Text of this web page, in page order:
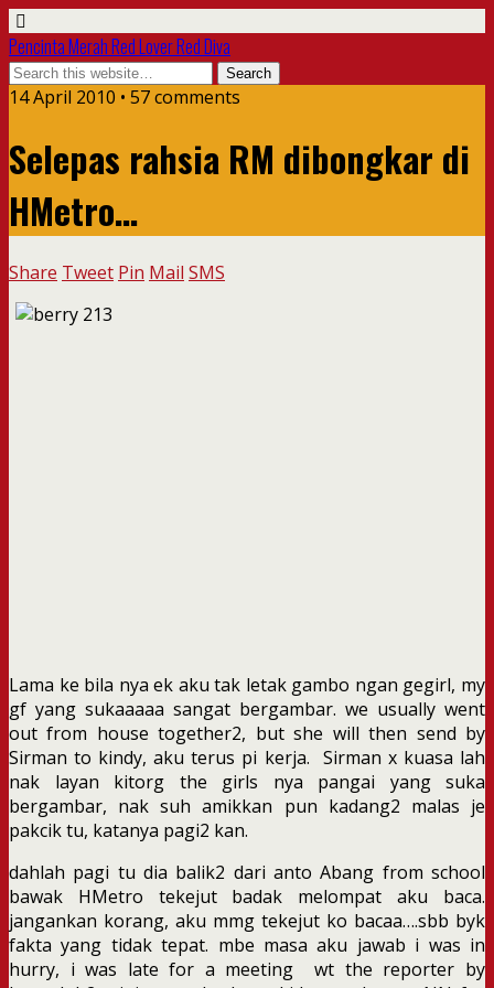
Pencinta Merah Red Lover Red Diva
14 April 2010 • 57 comments
Selepas rahsia RM dibongkar di
HMetro…
Share Tweet Pin Mail SMS
Lama ke bila nya ek aku tak letak gambo ngan gegirl, my
gf yang sukaaaaa sangat bergambar. we usually went
out from house together2, but she will then send by
Sirman to kindy, aku terus pi kerja. Sirman x kuasa lah
nak layan kitorg the girls nya pangai yang suka
bergambar, nak suh amikkan pun kadang2 malas je
pakcik tu, katanya pagi2 kan.
dahlah pagi tu dia balik2 dari anto Abang from school
bawak HMetro tekejut badak melompat aku baca.
jangankan korang, aku mmg tekejut ko bacaa….sbb byk
fakta yang tidak tepat. mbe masa aku jawab i was in
hurry, i was late for a meeting wt the reporter by